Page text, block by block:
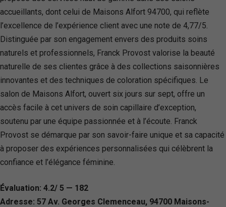
accueillants, dont celui de Maisons Alfort 94700, qui reflète
l’excellence de l’expérience client avec une note de 4,77/5.
Distinguée par son engagement envers des produits soins
naturels et professionnels, Franck Provost valorise la beauté
naturelle de ses clientes grâce à des collections saisonnières
innovantes et des techniques de coloration spécifiques. Le
salon de Maisons Alfort, ouvert six jours sur sept, offre un
accès facile à cet univers de soin capillaire d’exception,
soutenu par une équipe passionnée et à l’écoute. Franck
Provost se démarque par son savoir-faire unique et sa capacité
à proposer des expériences personnalisées qui célèbrent la
confiance et l’élégance féminine.
Évaluation: 4.2/ 5 — 182
Adresse: 57 Av. Georges Clemenceau, 94700 Maisons-